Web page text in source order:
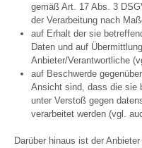
gemäß Art. 17 Abs. 3
der Verarbeitung nach
auf Erhalt der sie
Daten und auf
Anbieter/Verantwortliche
auf Beschwerde
Ansicht sind, dass die sie
unter Verstoß gegen
verarbeitet werden (vgl.
Darüber hinaus ist der